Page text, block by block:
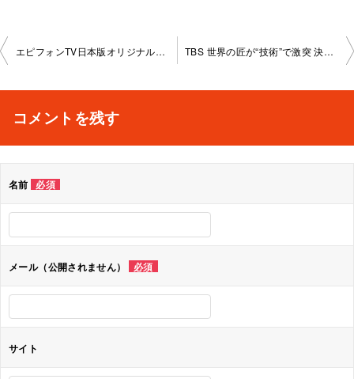
投
ビ
シ
ョ
ン
エピフォンTV日本版オリジナルシリーズ Epiphone For Every Challenge TBS 世界の匠が“技術”で激突 決戦！タイガー＆ドラゴン
コメントを残す
名前 必須
メール（公開されません） 必須
サイト